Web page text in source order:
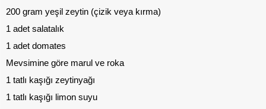
200 gram yeşil zeytin (çizik veya kırma)
1 adet salatalık
1 adet domates
Mevsimine göre marul ve roka
1 tatlı kaşığı zeytinyağı
1 tatlı kaşığı limon suyu